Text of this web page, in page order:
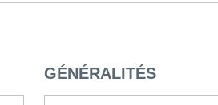
GÉNÉRALITÉS